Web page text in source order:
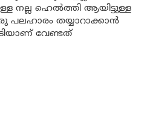
നല്ല ഹെൽത്തി ആയിട്ടുള്ള
തയ്യാറാക്കാൻ
വേണ്ടത്